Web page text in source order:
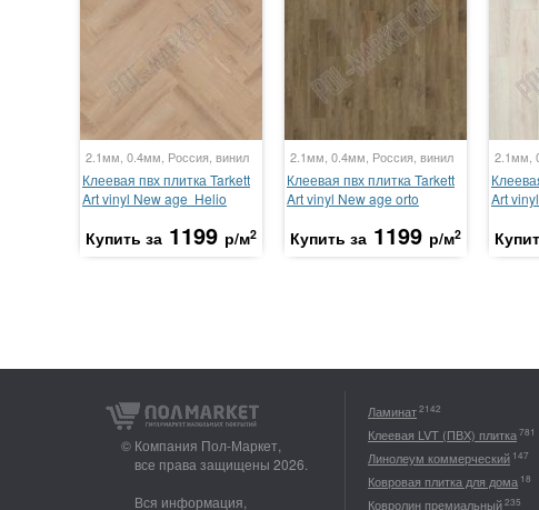
2.1мм, 0.4мм, Россия, винил
Клеевая пвх плитка Tarkett
Art vinyl New age Helio
Купить за 1199 р/м2
2.1мм, 0.4мм, Россия, винил
Клеевая пвх плитка Tarkett
Art vinyl New age orto
Купить за 1199 р/м2
2.1мм,
Art
© Компания Пол-Маркет,
все права защищены 2026.
Вся информация,
Ламинат2142
Клеевая LVT (ПВХ) плитка781
Линолеум коммерческий 147
Ковровая плитка для дома 18
Ковролин премиальный235